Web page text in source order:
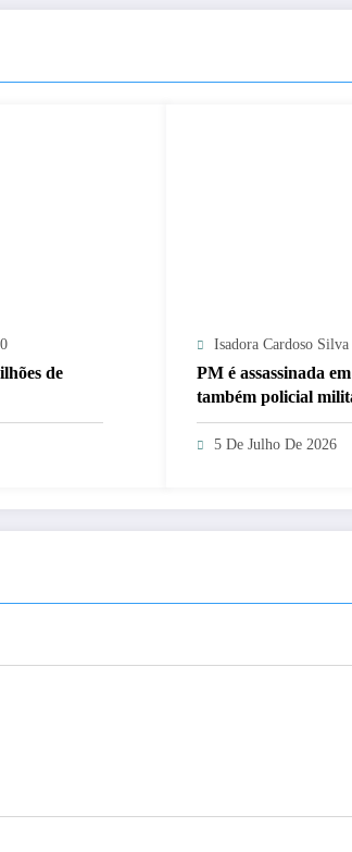
0
de
Isadora Cardoso Silva
PM é assassinada
também policial
crime
5 De Julho De 2026